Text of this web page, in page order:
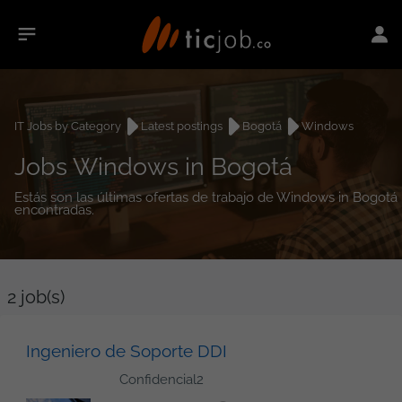
IT Jobs by Category Latest postings Bogotá Windows
Jobs Windows in Bogotá
Estás son las últimas ofertas de trabajo de Windows in Bogotá
encontradas.
2 job(s)
Ingeniero de Soporte DDI
Confidencial2